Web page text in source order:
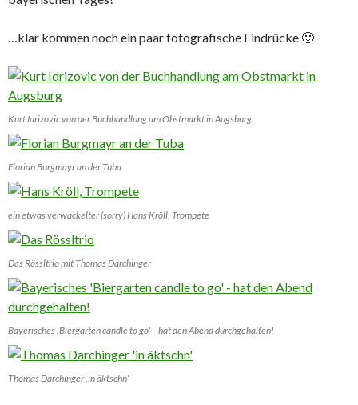
…klar kommen noch ein paar fotografische Eindrücke 🙂
Kurt Idrizovic von der Buchhandlung am Obstmarkt in Augsburg
Florian Burgmayr an der Tuba
ein etwas verwackelter (sorry) Hans Kröll, Trompete
Das Rössltrio mit Thomas Darchinger
Bayerisches ‚Biergarten candle to go‘ – hat den Abend durchgehalten!
Thomas Darchinger ‚in äktschn‘